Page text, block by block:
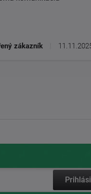
zákazník